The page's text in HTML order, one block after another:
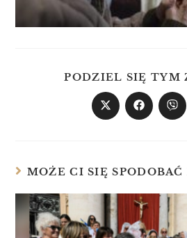
PODZIEL SIĘ TYM
MOŻE CI SIĘ